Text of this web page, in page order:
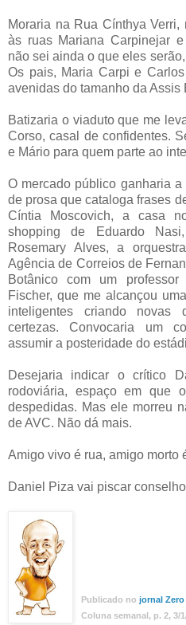
Moraria na Rua Cínthya
às ruas Mariana Carpinejar
não sei ainda o que eles
Os pais, Maria Carpi e
avenidas do tamanho da Assis
Batizaria o viaduto que me
Corso, casal de confidentes.
e Mário para quem parte ao
O mercado público ganharia
de prosa que cataloga frases
Cíntia Moscovich, a casa
shopping de Eduardo
Rosemary Alves, a
Agência de Correios de
Botânico com um professor
Fischer, que me alcançou
inteligentes criando novas
certezas. Convocaria um
assumir a posteridade do
Desejaria indicar o crítico
rodoviária, espaço em que
despedidas. Mas ele morreu
de AVC. Não dá mais.
Amigo vivo é rua, amigo morto
Daniel Piza vai piscar
Publicado no jornal Zero
Coluna semanal, p. 2, 3/